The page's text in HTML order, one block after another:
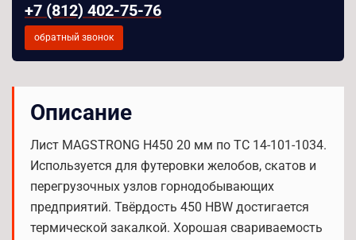
мм
+7 (812) 402-75-76
обратный звонок
Описание
Лист MAGSTRONG H450 20 мм по TC 14-101-1034.
Используется для футеровки желобов, скатов и
перегрузочных узлов горнодобывающих
предприятий. Твёрдость 450 HBW достигается
термической закалкой. Хорошая свариваемость